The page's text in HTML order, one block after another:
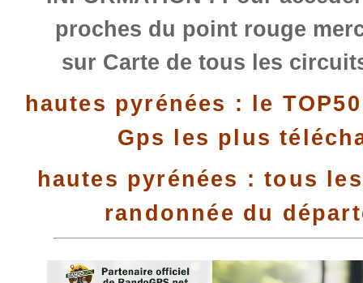
proches du point rouge
sur Carte de tous les
hautes pyrénées : le
Gps les plus
hautes pyrénées : tous
randonnée du